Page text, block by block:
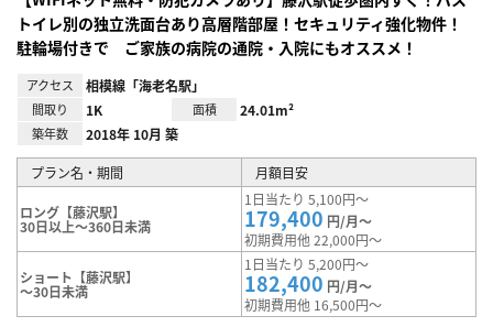
トイレ別の独立洗面台あり高層階部屋！セキュリティ強化物件！
駐輪場付きで ご家族の病院の通院・入院にもオススメ！
アクセス 相模線「海老名駅」
間取り 1K 面積 24.01m²
築年数 2018年 10月 築
プラン名・期間 月額目安
ロング【藤沢駅】
30日以上～360日未満
1日当たり 5,100円～
179,400 円/月～
初期費用他 22,000円～
ショート【藤沢駅】
～30日未満
1日当たり 5,200円～
182,400 円/月～
初期費用他 16,500円～